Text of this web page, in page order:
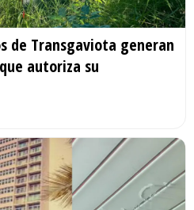
de Transgaviota generan
autoriza su